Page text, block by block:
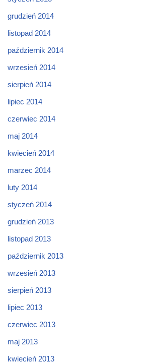
grudzień 2014
listopad 2014
październik 2014
wrzesień 2014
sierpień 2014
lipiec 2014
czerwiec 2014
maj 2014
kwiecień 2014
marzec 2014
luty 2014
styczeń 2014
grudzień 2013
listopad 2013
październik 2013
wrzesień 2013
sierpień 2013
lipiec 2013
czerwiec 2013
maj 2013
kwiecień 2013